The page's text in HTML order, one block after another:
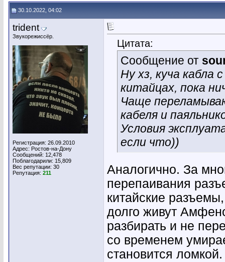
30.10.2022, 04:02
trident
Звукорежиссёр.
Регистрация: 26.09.2010
Адрес: Ростов-на-Дону
Сообщений: 12,478
Поблагодарили: 15,809
Вес репутации: 30
Репутация: 211
Цитата:
Сообщение от
Ну хз, куча кабла
китайцах, пока
Чаще
кабеля и
Условия
если что))
Аналогично. За
перепаивания
китайские
долго живут
разбирать и не
со временем
становится